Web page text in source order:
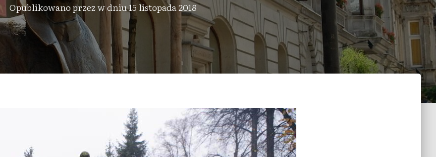
Opublikowano przezw dniu15 listopada 2018